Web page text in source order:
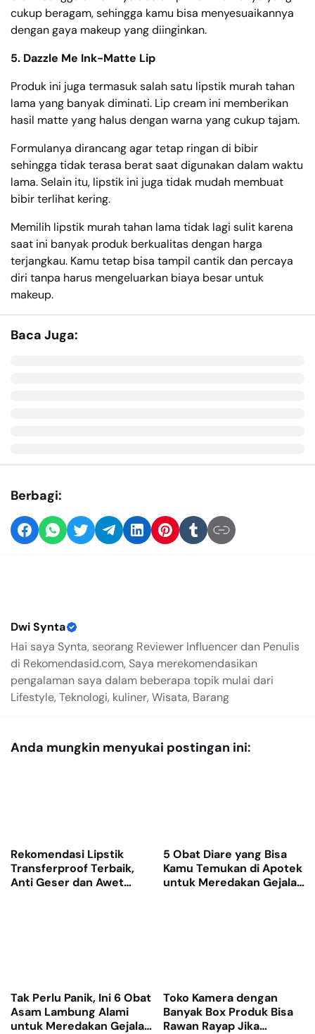
cukup beragam, sehingga kamu bisa menyesuaikannya
dengan gaya makeup yang diinginkan.
5. Dazzle Me Ink-Matte Lip
Produk ini juga termasuk salah satu lipstik murah tahan
lama yang banyak diminati. Lip cream ini memberikan
hasil matte yang halus dengan warna yang cukup tajam.
Formulanya dirancang agar tetap ringan di bibir
sehingga tidak terasa berat saat digunakan dalam waktu
lama. Selain itu, lipstik ini juga tidak mudah membuat
bibir terlihat kering.
Memilih lipstik murah tahan lama tidak lagi sulit karena
saat ini banyak produk berkualitas dengan harga
terjangkau. Kamu tetap bisa tampil cantik dan percaya
diri tanpa harus mengeluarkan biaya besar untuk
makeup.
Baca Juga:
Berbagi:
Dwi Synta
Hai saya Synta, seorang Reviewer Influencer dan Penulis
di Rekomendasid.com, Saya merekomendasikan
pengalaman saya dalam beberapa topik mulai dari
Lifestyle, Teknologi, kuliner, Wisata, Barang
Anda mungkin menyukai postingan ini:
Rekomendasi Lipstik
Transferproof Terbaik,
Anti Geser dan Awet
5 Obat Diare yang Bisa
Kamu Temukan di Apotek
untuk Meredakan Gejala
Tak Perlu Panik, Ini 6 Obat
Asam Lambung Alami
untuk Meredakan Gejala
Toko Kamera dengan
Banyak Box Produk Bisa
Rawan Rayap Jika